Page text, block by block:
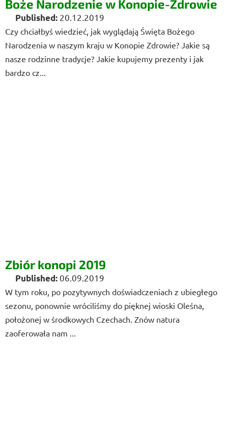
Boże Narodzenie w Konopie-Zdrowie
20.12.2019
Czy chciałbyś wiedzieć, jak wyglądają Święta Bożego
Narodzenia w naszym kraju w Konopie Zdrowie? Jakie są
nasze rodzinne tradycje? Jakie kupujemy prezenty i jak
bardzo cz...
Zbiór konopi 2019
06.09.2019
W tym roku, po pozytywnych doświadczeniach z ubiegłego
sezonu, ponownie wróciliśmy do pięknej wioski Oleśna,
położonej w środkowych Czechach. Znów natura
zaoferowała nam ...